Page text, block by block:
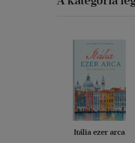
Itália ezer arca